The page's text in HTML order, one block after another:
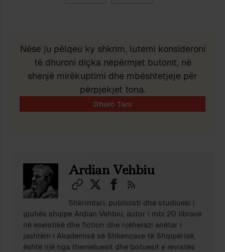
Nëse ju pëlqeu ky shkrim, lutemi konsideroni
të dhuroni diçka nëpërmjet butonit, në
shenjë mirëkuptimi dhe mbështetjeje për
përpjekjet tona.
Ardian Vehbiu
Shkrimtari, publicisti dhe studiuesi i
gjuhës shqipe Ardian Vehbiu, autor i mbi 20 librave
në eseistikë dhe fiction dhe njëherazi anëtar i
jashtëm i Akademisë së Shkencave të Shqipërisë,
është një nga themeluesit dhe botuesit e revistës